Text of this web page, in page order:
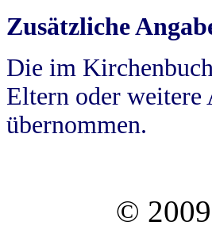
Zusätzliche
Die im
Eltern oder weitere
übernommen.
©